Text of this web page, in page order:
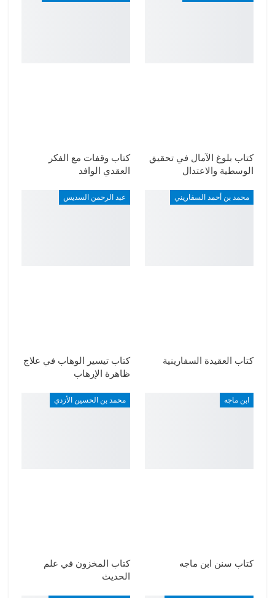
كتاب بلوغ الآمال في تحقيق
الوسطية والاعتدال
كتاب وقفات مع الفكر
العقدي الوافد
محمد بن أحمد السفاريني
كتاب العقيدة السفارينية
عبد الرحمن السديس
كتاب تيسير الوهاب في علاج
ظاهرة الإرهاب
ابن ماجه
كتاب سنن ابن ماجه
محمد بن الحسين الأزدي
كتاب المخزون في علم
الحديث